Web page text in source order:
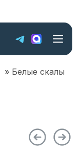
» Белые скалы